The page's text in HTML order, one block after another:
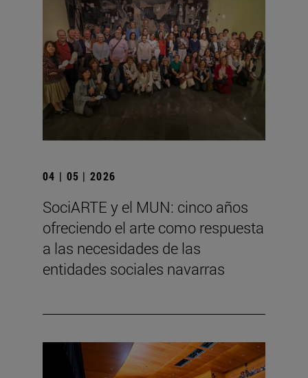
04 | 05 | 2026
SociARTE y el MUN: cinco años
ofreciendo el arte como respuesta
a las necesidades de las
entidades sociales navarras